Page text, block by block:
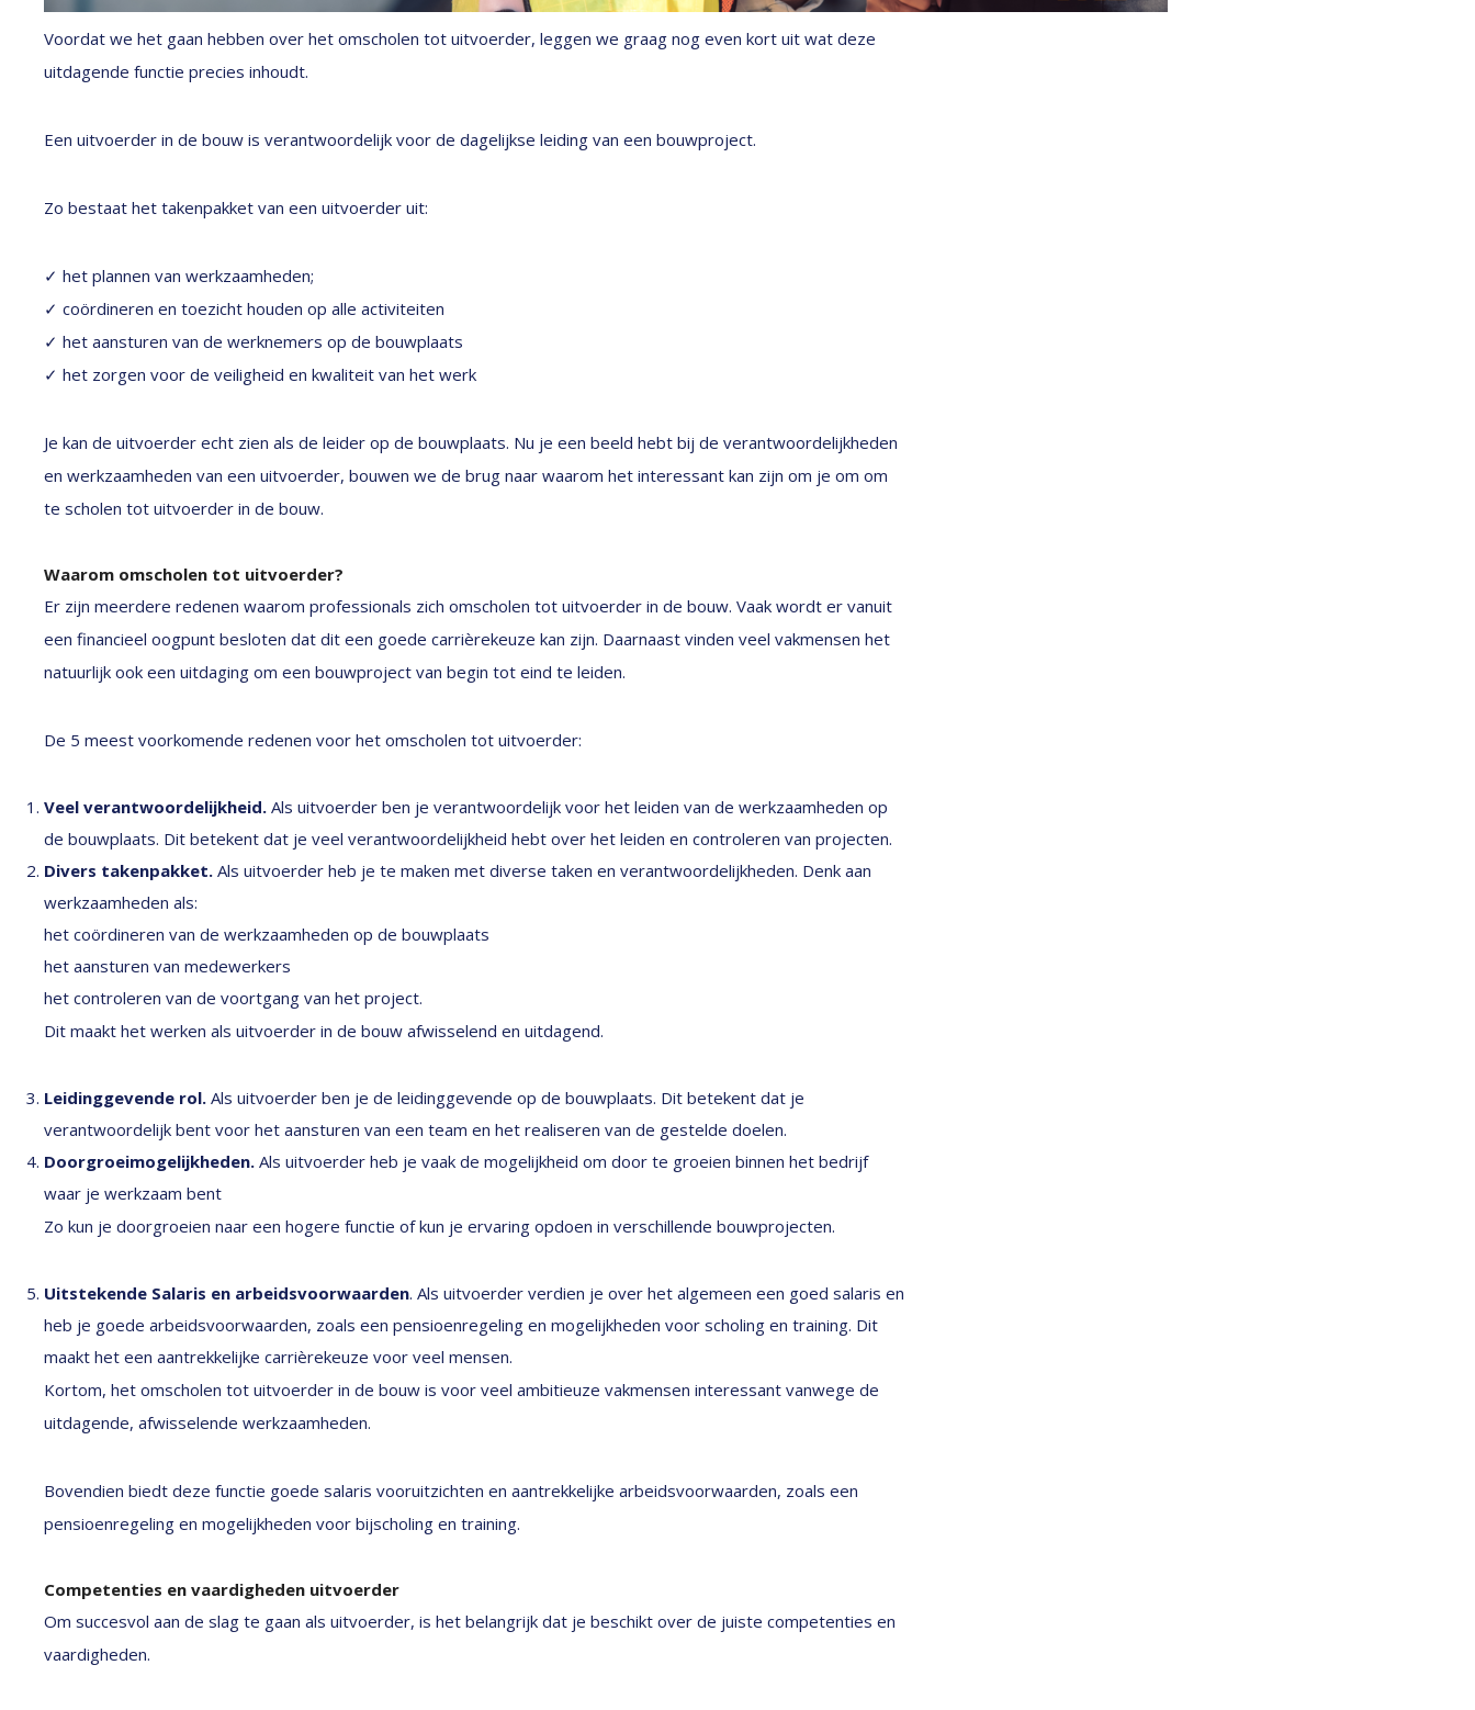
Voordat we het gaan hebben over het omscholen tot uitvoerder, leggen we graag nog even kort uit wat deze
uitdagende functie precies inhoudt.
Een uitvoerder in de bouw is verantwoordelijk voor de dagelijkse leiding van een bouwproject.
Zo bestaat het takenpakket van een uitvoerder uit:
✓ het plannen van werkzaamheden;
✓ coördineren en toezicht houden op alle activiteiten
✓ het aansturen van de werknemers op de bouwplaats
✓ het zorgen voor de veiligheid en kwaliteit van het werk
Je kan de uitvoerder echt zien als de leider op de bouwplaats. Nu je een beeld hebt bij de verantwoordelijkheden
en werkzaamheden van een uitvoerder, bouwen we de brug naar waarom het interessant kan zijn om je om om
te scholen tot uitvoerder in de bouw.
Waarom omscholen tot uitvoerder?
Er zijn meerdere redenen waarom professionals zich omscholen tot uitvoerder in de bouw. Vaak wordt er vanuit
een financieel oogpunt besloten dat dit een goede carrièrekeuze kan zijn. Daarnaast vinden veel vakmensen het
natuurlijk ook een uitdaging om een bouwproject van begin tot eind te leiden.
De 5 meest voorkomende redenen voor het omscholen tot uitvoerder:
Veel verantwoordelijkheid. Als uitvoerder ben je verantwoordelijk voor het leiden van de werkzaamheden op
de bouwplaats. Dit betekent dat je veel verantwoordelijkheid hebt over het leiden en controleren van projecten.
Divers takenpakket. Als uitvoerder heb je te maken met diverse taken en verantwoordelijkheden. Denk aan
werkzaamheden als:
het coördineren van de werkzaamheden op de bouwplaats
het aansturen van medewerkers
het controleren van de voortgang van het project.
Dit maakt het werken als uitvoerder in de bouw afwisselend en uitdagend.
Leidinggevende rol. Als uitvoerder ben je de leidinggevende op de bouwplaats. Dit betekent dat je
verantwoordelijk bent voor het aansturen van een team en het realiseren van de gestelde doelen.
Doorgroeimogelijkheden. Als uitvoerder heb je vaak de mogelijkheid om door te groeien binnen het bedrijf
waar je werkzaam bent
Zo kun je doorgroeien naar een hogere functie of kun je ervaring opdoen in verschillende bouwprojecten.
Uitstekende Salaris en arbeidsvoorwaarden. Als uitvoerder verdien je over het algemeen een goed salaris en
heb je goede arbeidsvoorwaarden, zoals een pensioenregeling en mogelijkheden voor scholing en training. Dit
maakt het een aantrekkelijke carrièrekeuze voor veel mensen.
Kortom, het omscholen tot uitvoerder in de bouw is voor veel ambitieuze vakmensen interessant vanwege de
uitdagende, afwisselende werkzaamheden.
Bovendien biedt deze functie goede salaris vooruitzichten en aantrekkelijke arbeidsvoorwaarden, zoals een
pensioenregeling en mogelijkheden voor bijscholing en training.
Competenties en vaardigheden uitvoerder
Om succesvol aan de slag te gaan als uitvoerder, is het belangrijk dat je beschikt over de juiste competenties en
vaardigheden.